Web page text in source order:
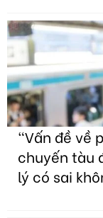
"Vấn đề về
chuyến tàu
lý có sai